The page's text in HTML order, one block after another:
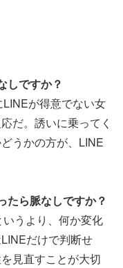
しですか？
が得意でない女
だ。誘いに乗ってく
うかの方が、LINE
たら脈なしですか？
うより、何か変化
だけで判断せ
見直すことが大切